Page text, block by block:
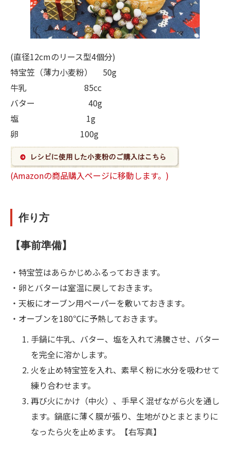
(直径12cmのリース型4個分)
特宝笠（薄力小麦粉） 50g
牛乳 85cc
バター 40g
塩 1g
卵 100g
(Amazonの商品購入ページに移動します。)
作り方
【事前準備】
・特宝笠はあらかじめふるっておきます。
・卵とバターは室温に戻しておきます。
・天板にオーブン用ペーパーを敷いておきます。
・オーブンを180℃に予熱しておきます。
手鍋に牛乳、バター、塩を入れて沸騰させ、バター
を完全に溶かします。
火を止め特宝笠を入れ、素早く粉に水分を吸わせて
練り合わせます。
再び火にかけ（中火）、手早く混ぜながら火を通し
ます。鍋底に薄く膜が張り、生地がひとまとまりに
なったら火を止めます。【右写真】